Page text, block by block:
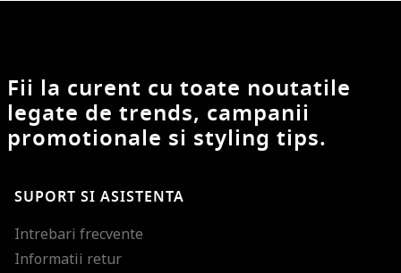
Fii la curent cu toate noutatile
legate de trends, campanii
promotionale si styling tips.
SUPORT SI ASISTENTA
Intrebari frecvente
Informatii retur